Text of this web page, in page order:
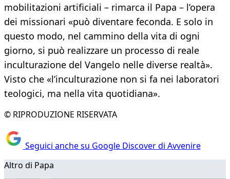
mobilitazioni artificiali – rimarca il Papa – l’opera
dei missionari «può diventare feconda. E solo in
questo modo, nel cammino della vita di ogni
giorno, si può realizzare un processo di reale
inculturazione del Vangelo nelle diverse realtà».
Visto che «l’inculturazione non si fa nei laboratori
teologici, ma nella vita quotidiana».
© RIPRODUZIONE RISERVATA
Seguici anche su Google Discover di Avvenire
Altro di Papa